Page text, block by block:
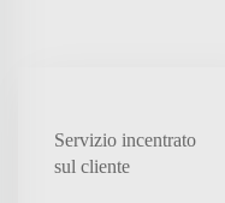
Servizio incentrato
sul cliente